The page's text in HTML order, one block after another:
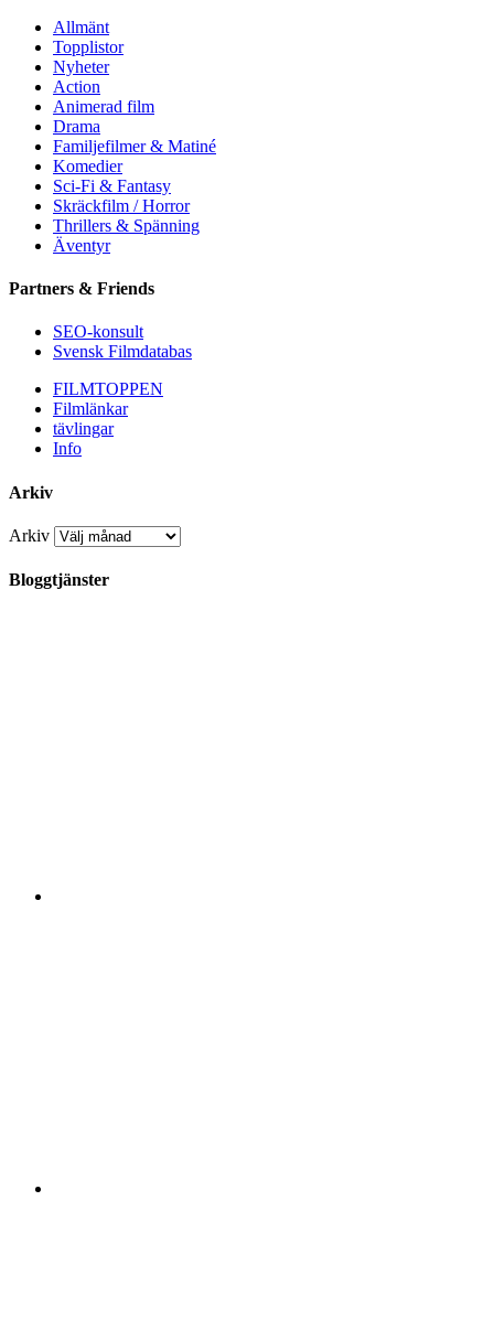
Allmänt
Topplistor
Nyheter
Action
Animerad film
Drama
Familjefilmer & Matiné
Komedier
Sci-Fi & Fantasy
Skräckfilm / Horror
Thrillers & Spänning
Äventyr
Partners & Friends
SEO-konsult
Svensk Filmdatabas
FILMTOPPEN
Filmlänkar
tävlingar
Info
Arkiv
Arkiv
Bloggtjänster